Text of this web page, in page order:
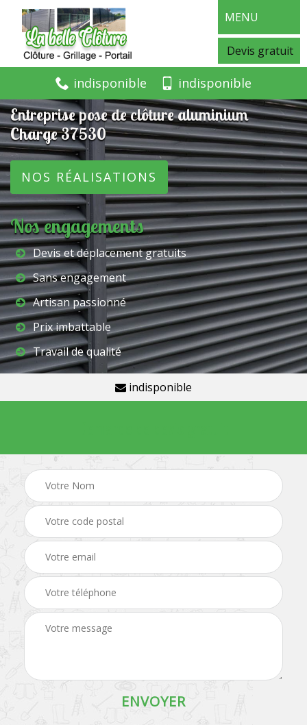
MENU
Devis gratuit
indisponible indisponible
Entreprise pose de clôture aluminium
Charge 37530
NOS RÉALISATIONS
Nos engagements
Devis et déplacement gratuits
Sans engagement
Artisan passionné
Prix imbattable
Travail de qualité
indisponible